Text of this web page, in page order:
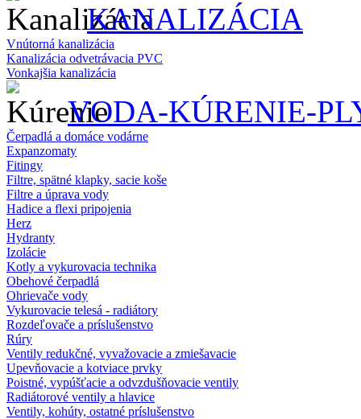
KANALIZÁCIA
Vnútorná kanalizácia
Kanalizácia odvetrávacia PVC
Vonkajšia kanalizácia
VODA-KÚRENIE-
Čerpadlá a domáce vodárne
Expanzomaty
Fitingy
Filtre, spätné klapky, sacie koše
Filtre a úprava vody
Hadice a flexi pripojenia
Herz
Hydranty
Izolácie
Kotly a vykurovacia technika
Obehové čerpadlá
Ohrievače vody
Vykurovacie telesá - radiátory
Rozdeľovače a príslušenstvo
Rúry
Ventily redukčné, vyvažovacie a zmiešavacie
Upevňovacie a kotviace prvky
Poistné, vypúšťacie a odvzdušňovacie ventily
Radiátorové ventily a hlavice
Ventily, kohúty, ostatné príslušenstvo